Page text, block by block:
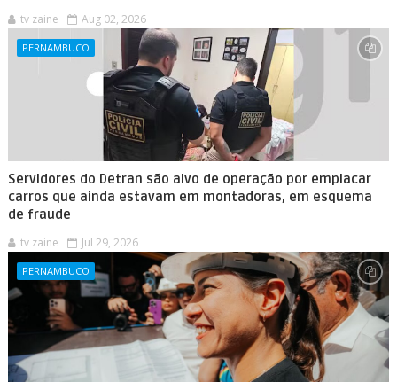
tv zaine Aug 02, 2026
PERNAMBUCO
Servidores do Detran são alvo de operação por emplacar
carros que ainda estavam em montadoras, em esquema
de fraude
tv zaine Jul 29, 2026
PERNAMBUCO